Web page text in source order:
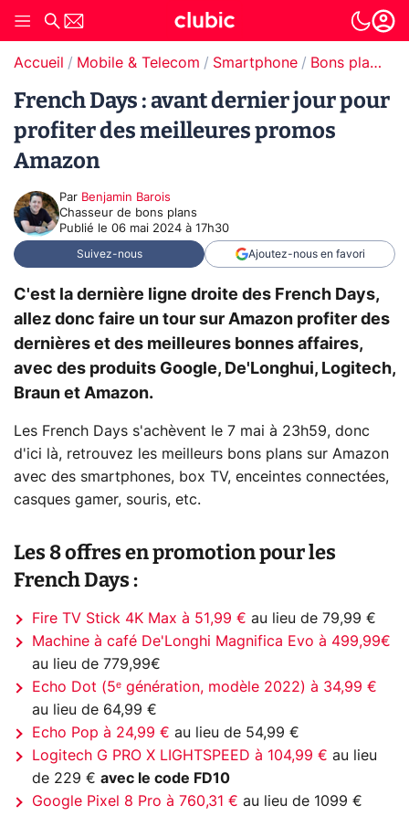
Accueil Mobile & Telecom Smartphone Bons plans Smartphones
French Days : avant dernier jour pour
profiter des meilleures promos
Amazon
Par Benjamin Barois
Chasseur de bons plans
Publié le 06 mai 2024 à 17h30
Suivez-nous Ajoutez-nous en favori
C'est la dernière ligne droite des French Days,
allez donc faire un tour sur Amazon profiter des
dernières et des meilleures bonnes affaires,
avec des produits Google, De'Longhui, Logitech,
Braun et Amazon.
Les French Days s'achèvent le 7 mai à 23h59, donc
d'ici là, retrouvez les meilleurs bons plans sur Amazon
avec des smartphones, box TV, enceintes connectées,
casques gamer, souris, etc.
Les 8 offres en promotion pour les
French Days :
Fire TV Stick 4K Max à 51,99 € au lieu de 79,99 €
Machine à café De'Longhi Magnifica Evo à 499,99€
au lieu de 779,99€
Echo Dot (5ᵉ génération, modèle 2022) à 34,99 €
au lieu de 64,99 €
Echo Pop à 24,99 € au lieu de 54,99 €
Logitech G PRO X LIGHTSPEED à 104,99 € au lieu
de 229 € avec le code FD10
Google Pixel 8 Pro à 760,31 € au lieu de 1099 €